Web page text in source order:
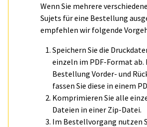
Wenn Sie mehrere
Sujets für eine Bestellung
empfehlen wir folgende
Speichern Sie die
einzeln im PDF-Format ab.
Bestellung Vorder- und
fassen Sie diese in einem
Komprimieren Sie alle
Dateien in einer Zip-Datei.
Im Bestellvorgang nutzen